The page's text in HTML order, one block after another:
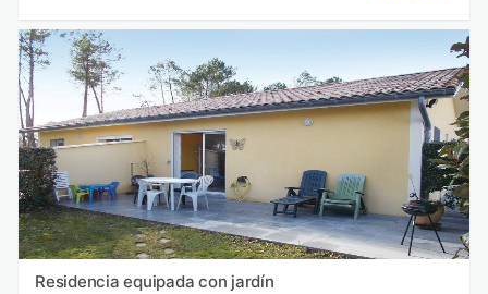
Residencia equipada con jardín